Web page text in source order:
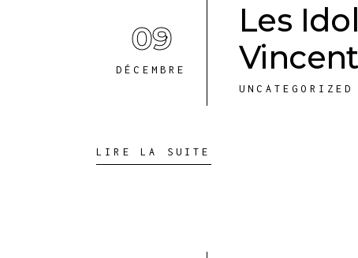
09
DÉCEMBRE
Les
UNCATEGORIZED
LIRE LA SUITE